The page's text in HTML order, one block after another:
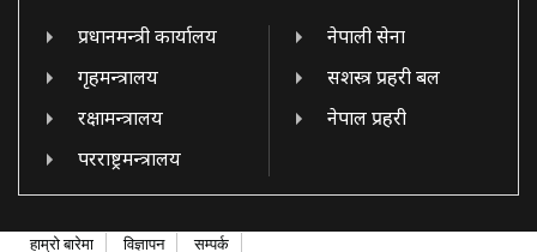
प्रधानमन्त्री कार्यालय
गृहमन्त्रालय
रक्षामन्त्रालय
परराष्ट्रमन्त्रालय
नेपाली सेना
सशस्त्र प्रहरी बल
नेपाल प्रहरी
हाम्रो बारेमा विज्ञापन सम्पर्क